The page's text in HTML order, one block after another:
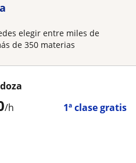
elegir entre miles de
de 350 materias
/h 1ª clase gratis